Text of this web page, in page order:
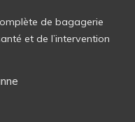
de bagagerie
et de l’intervention